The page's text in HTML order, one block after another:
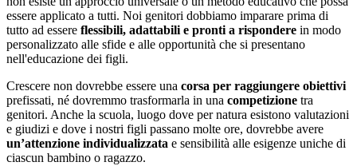
essere applicato a tutti. Noi genitori dobbiamo imparare prima di
tutto ad essere flessibili, adattabili e pronti a rispondere in modo
personalizzato alle sfide e alle opportunità che si presentano
nell'educazione dei figli.
Crescere non dovrebbe essere una corsa per raggiungere obiettivi
prefissati, né dovremmo trasformarla in una competizione tra
genitori. Anche la scuola, luogo dove per natura esistono valutazioni
e giudizi e dove i nostri figli passano molte ore, dovrebbe avere
un’attenzione individualizzata e sensibilità alle esigenze uniche di
ciascun bambino o ragazzo.